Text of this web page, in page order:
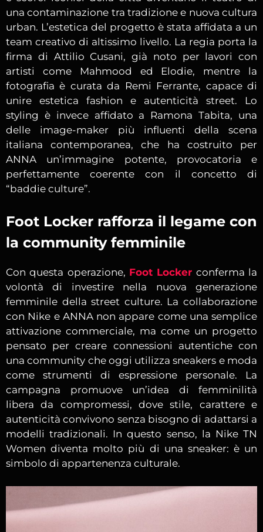
una contaminazione tra tradizione e nuova cultura
urban. L’estetica del progetto è stata affidata a un
team creativo di altissimo livello. La regia porta la
firma di Attilio Cusani, già noto per lavori con
artisti come
Mahmood ed Elodie, mentre la
fotografia è curata da Remi Ferrante, capace di
unire estetica fashion e autenticità street. Lo
styling è invece affidato a Ramona Tabita, una
delle image-maker più influenti della scena
italiana contemporanea, che ha costruito per
ANNA un’immagine potente, provocatoria e
perfettamente coerente con il concetto di
“baddie culture”.
Foot Locker rafforza il legame con
la community femminile
Con questa operazione, Foot Locker conferma la
volontà di investire nella nuova generazione
femminile della street culture. La collaborazione
con Nike e ANNA non appare come una semplice
attivazione commerciale, ma come un progetto
pensato per creare connessioni autentiche con
una community che oggi utilizza sneakers e moda
come strumenti di espressione personale. La
campagna promuove un’idea di femminilità
libera da compromessi, dove stile, carattere e
autenticità convivono senza bisogno di adattarsi a
modelli tradizionali. In questo senso, la Nike TN
Women diventa molto più di una sneaker: è un
simbolo di appartenenza culturale.